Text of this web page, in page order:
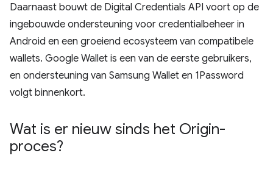
Daarnaast bouwt de Digital Credentials API voort op de
ingebouwde ondersteuning voor credentialbeheer in
Android en een groeiend ecosysteem van compatibele
wallets. Google Wallet is een van de eerste gebruikers,
en ondersteuning van Samsung Wallet en 1Password
volgt binnenkort.
Wat is er nieuw sinds het Origin-
proces?